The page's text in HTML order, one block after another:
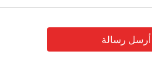
أرسل رسالة